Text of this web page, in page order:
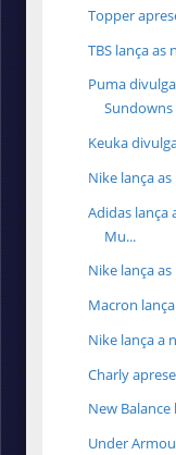
Topper
TBS lança as
Puma
Sundowns
Keuka
Nike lança
Adidas lança
Mu...
Nike lança
Macron
Nike lança a
Charly
New
Under